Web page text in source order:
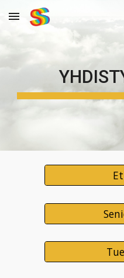
Skip to main content